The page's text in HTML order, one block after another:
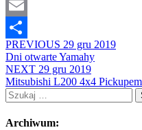
Mastodon
Email
Share
PREVIOUS 29 gru 2019
Dni otwarte Yamahy
NEXT 29 gru 2019
Mitsubishi L200 4x4
Szukaj:
Archiwum: